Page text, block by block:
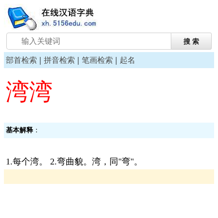
部首检索 | 拼音检索 | 笔画检索 | 起名
湾湾
基本解释 ：
1.每个湾。 2.弯曲貌。湾，同"弯"。